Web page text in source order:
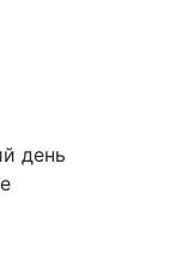
день